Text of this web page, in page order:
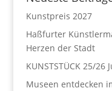
Kunstpreis 2027
Haßfurter
Herzen der Stadt
KUNSTSTÜCK 25/26
Museen entdecken